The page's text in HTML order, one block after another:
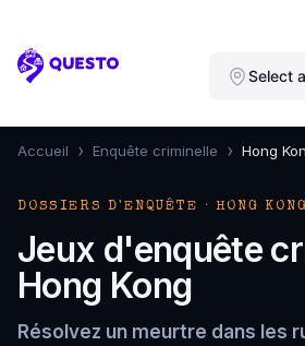
Questo Select
Accueil › Enquête criminelle › Hong
DOSSIERS D'ENQUÊTE · HONG KONG
Jeux d'enquête
Hong Kong
Résolvez un meurtre dans les